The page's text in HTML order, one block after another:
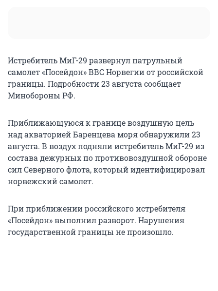
Истребитель МиГ-29 развернул патрульный
самолет «Посейдон» ВВС Норвегии от российской
границы. Подробности 23 августа сообщает
Минобороны РФ.
Приближающуюся к границе воздушную цель
над акваторией Баренцева моря обнаружили 23
августа. В воздух подняли истребитель МиГ-29 из
состава дежурных по противовоздушной обороне
сил Северного флота, который идентифицировал
норвежский самолет.
При приближении российского истребителя
«Посейдон» выполнил разворот. Нарушения
государственной границы не произошло.